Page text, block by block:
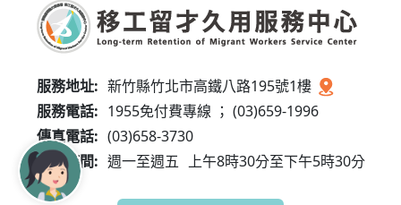
服務地址: 新竹縣竹北市高鐵八路195號1樓
服務電話: 1955免付費專線 ； (03)659-1996
傳真電話: (03)658-3730
服務時間: 週一至週五 上午8時30分至下午5時30分